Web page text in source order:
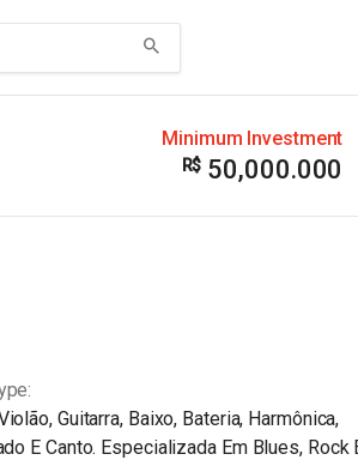
Minimum Investment
50,000.000
Guitarra, Baixo, Bateria, Harmônica,
E Canto. Especializada Em Blues, Rock E